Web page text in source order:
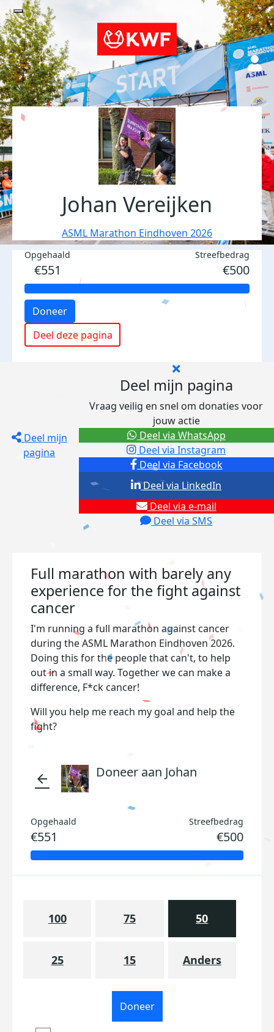
Johan Vereijken
ASML Marathon Eindhoven 2026
Opgehaald
€551
Streefbedrag
€500
Doneer
Deel deze pagina
Deel mijn
pagina
Deel mijn pagina
Vraag veilig en snel om donaties voor
jouw actie
Deel via Facebook
Deel via Instagram
Deel via e-mail
Deel via SMS
Deel via LinkedIn
Deel via WhatsApp
Full marathon with barely any
experience for the fight against
cancer
I'm running a full marathon against cancer
during the ASML Marathon Eindhoven 2026.
Doing this for the people that can't, to help
out in a small way. Together we can make a
difference, F*ck cancer!
Will you help me reach my goal and help the
fight?
arrow_back Doneer aan Johan
Opgehaald
€551
Streefbedrag
€500
100 75 50
25 15 Anders
Doneer